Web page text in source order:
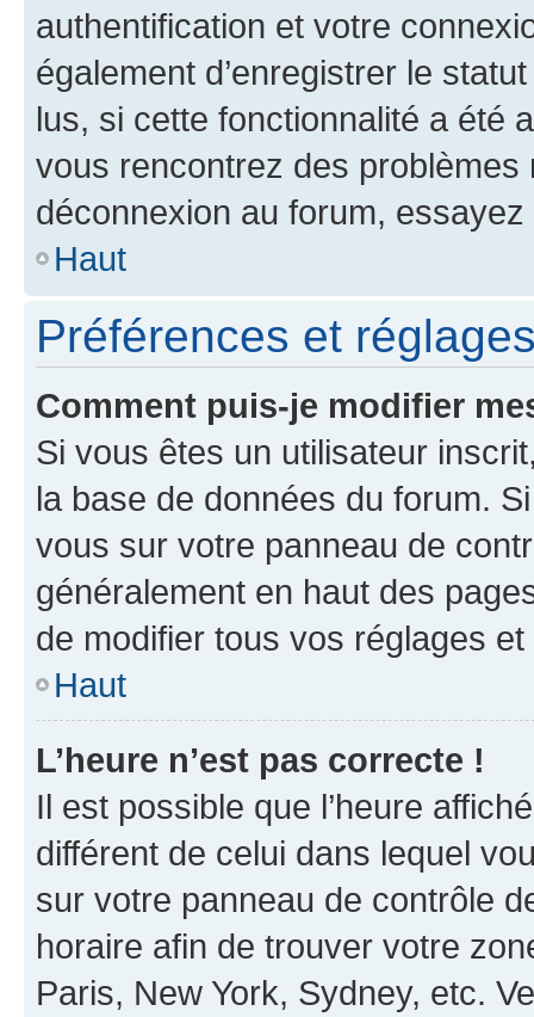
authentification et votre
également d’enregistrer le
lus, si cette fonctionnalité a été
vous rencontrez des
déconnexion au forum,
Haut
Préférences et
Comment puis-je modifier
Si vous êtes un utilisateur
la base de données du forum.
vous sur votre panneau de
généralement en haut des
de modifier tous vos réglages
Haut
L’heure n’est pas correcte !
Il est possible que l’heure
différent de celui dans lequel
sur votre panneau de contrôle
horaire afin de trouver votre
Paris, New York, Sydney, etc.